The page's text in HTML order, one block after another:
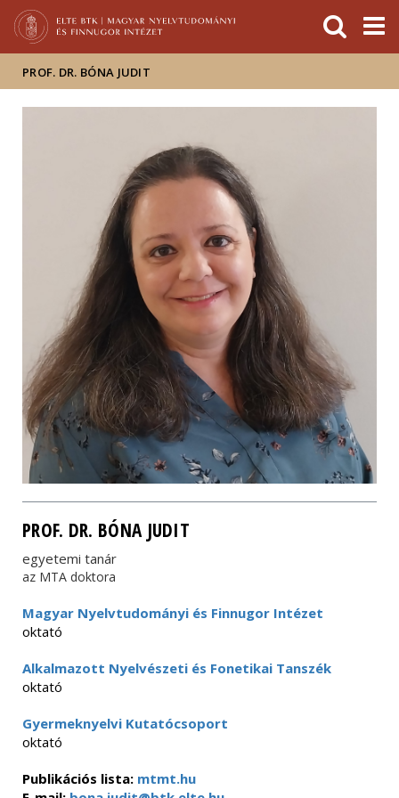
Hírek
Események
ELTE a
sajtóban
PROF. DR. BÓNA JUDIT
PROF. DR. BÓNA JUDIT
egyetemi tanár
az MTA doktora
Magyar Nyelvtudományi és Finnugor Intézet
oktató
Alkalmazott Nyelvészeti és Fonetikai Tanszék
oktató
Gyermeknyelvi Kutatócsoport
oktató
Publikációs lista: mtmt.hu